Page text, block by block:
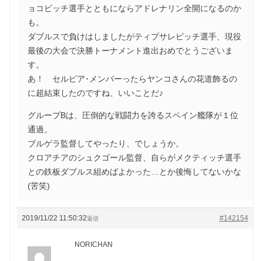
ョコビッチ選手とともにならアドレナリン全開になるのか
も。
ダブルスで負けはしましたがティプサレビッチ選手、現役
最後の大会で決勝トーナメント進出おめでとうございま
す。
あ！ セルビア･メンバーったらヤンコさんの花道飾るの
に超結束したのですね、いいことだ♪
グループBは、圧倒的な戦闘力を誇るスペイン艦隊が１位
通過。
ブルゲラ監督してやったり、でしょうか。
クロアチアのシュクゴール監督、自らがメクティッチ選手
との鉄板ダブルス組めばよかった…とか後悔してないかな
(苦笑)
2019/11/22 11:50:32 #142154
返信
NORICHAN